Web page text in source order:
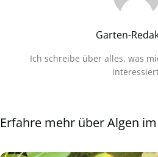
Garten-
Ich schreibe über alles, was
Erfahre mehr über Algen